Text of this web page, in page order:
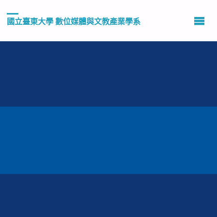
國立臺東大學 數位媒體與文教產業學系